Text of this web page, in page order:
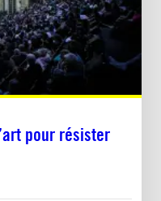
pour résister